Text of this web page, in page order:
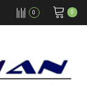
0 0